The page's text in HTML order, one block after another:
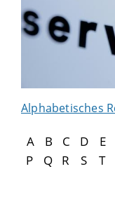
Alphabetisches
A B C D E
P
Q R S T